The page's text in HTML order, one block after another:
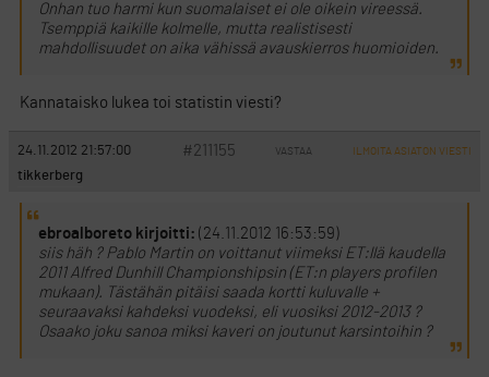
Onhan tuo harmi kun suomalaiset ei ole oikein vireessä.
Tsemppiä kaikille kolmelle, mutta realistisesti
mahdollisuudet on aika vähissä avauskierros huomioiden.
Kannataisko lukea toi statistin viesti?
24.11.2012 21:57:00 #211155 VASTAA ILMOITA ASIATON VIESTI
tikkerberg
ebroalboreto kirjoitti: (24.11.2012 16:53:59)
siis häh ? Pablo Martin on voittanut viimeksi ET:llä kaudella
2011 Alfred Dunhill Championshipsin (ET:n players profilen
mukaan). Tästähän pitäisi saada kortti kuluvalle +
seuraavaksi kahdeksi vuodeksi, eli vuosiksi 2012-2013 ?
Osaako joku sanoa miksi kaveri on joutunut karsintoihin ?